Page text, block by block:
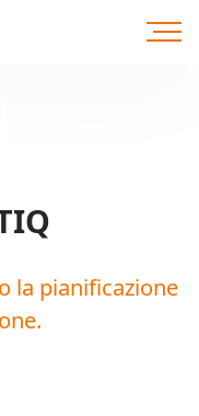
la pianificazione